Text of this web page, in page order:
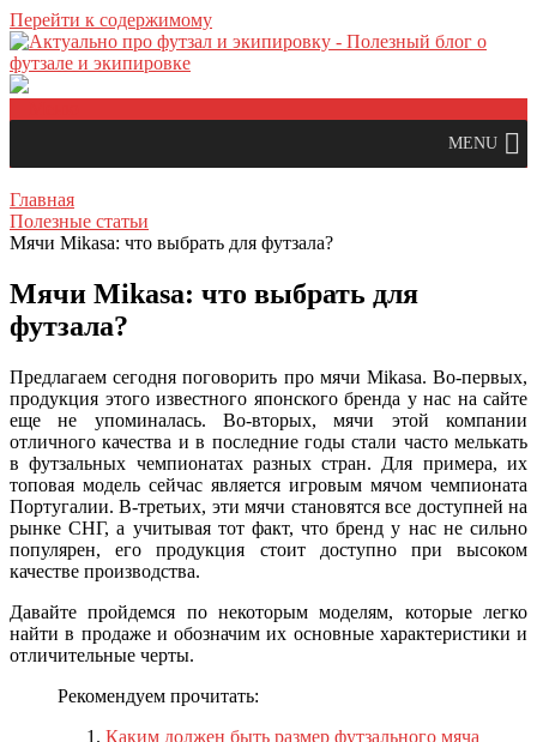
Перейти к содержимому
MENU
Главная
Полезные статьи
Мячи Mikasa: что выбрать для футзала?
Мячи Mikasa: что выбрать для
футзала?
Предлагаем сегодня поговорить про мячи Mikasa. Во-первых,
продукция этого известного японского бренда у нас на сайте
еще не упоминалась. Во-вторых, мячи этой компании
отличного качества и в последние годы стали часто мелькать
в футзальных чемпионатах разных стран. Для примера, их
топовая модель сейчас является игровым мячом чемпионата
Португалии. В-третьих, эти мячи становятся все доступней на
рынке СНГ, а учитывая тот факт, что бренд у нас не сильно
популярен, его продукция стоит доступно при высоком
качестве производства.
Давайте пройдемся по некоторым моделям, которые легко
найти в продаже и обозначим их основные характеристики и
отличительные черты.
Рекомендуем прочитать:
Каким должен быть размер футзального мяча